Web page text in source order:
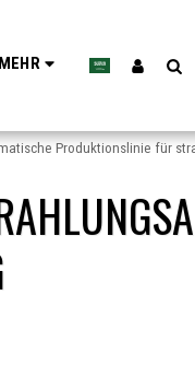
MEHR
Produktionslinie für